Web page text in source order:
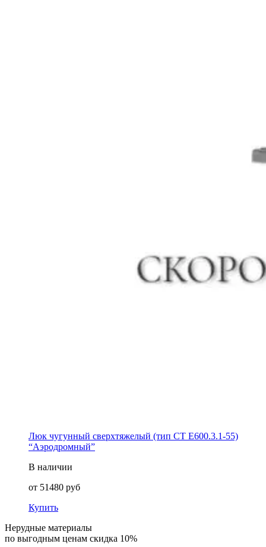
Люк чугунный сверхтяжелый (тип СТ Е600.3.1-55)
“Аэродромный”
В наличии
от 51480 руб
Купить
Нерудные материалы
по выгодным ценам скидка 10%